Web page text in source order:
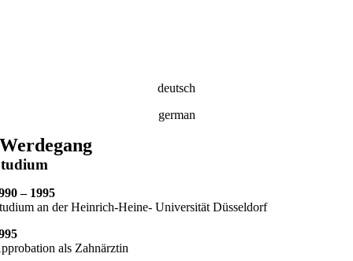
deutsch
german
Werdegang
– 1995
an der Heinrich-Heine- Universität Düsseldorf
als Zahnärztin